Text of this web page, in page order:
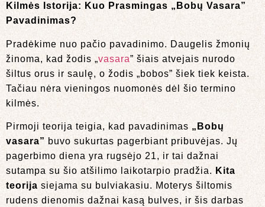
Kilmės Istorija: Kuo Prasmingas „Bobų Vasara”
Pavadinimas?
Pradėkime nuo pačio pavadinimo. Daugelis žmonių
žinoma, kad žodis „vasara” šiais atvejais nurodo
šiltus orus ir saulę, o žodis „bobos” šiek tiek keista.
Tačiau nėra vieningos nuomonės dėl šio termino
kilmės.
Pirmoji teorija teigia, kad pavadinimas „Bobų
vasara” buvo sukurtas pagerbiant pribuvėjas. Jų
pagerbimo diena yra rugsėjo 21, ir tai dažnai
sutampa su šio atšilimo laikotarpio pradžia. Kita
teorija siejama su bulviakasiu. Moterys šiltomis
rudens dienomis dažnai kasą bulves, ir šis darbas